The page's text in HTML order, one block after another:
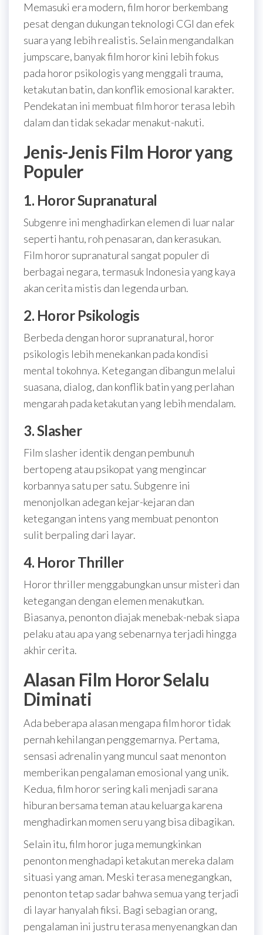
Memasuki era modern, film horor berkembang
pesat dengan dukungan teknologi CGI dan efek
suara yang lebih realistis. Selain mengandalkan
jumpscare, banyak film horor kini lebih fokus
pada horor psikologis yang menggali trauma,
ketakutan batin, dan konflik emosional karakter.
Pendekatan ini membuat film horor terasa lebih
dalam dan tidak sekadar menakut-nakuti.
Jenis-Jenis Film Horor yang
Populer
1. Horor Supranatural
Subgenre ini menghadirkan elemen di luar nalar
seperti hantu, roh penasaran, dan kerasukan.
Film horor supranatural sangat populer di
berbagai negara, termasuk Indonesia yang kaya
akan cerita mistis dan legenda urban.
2. Horor Psikologis
Berbeda dengan horor supranatural, horor
psikologis lebih menekankan pada kondisi
mental tokohnya. Ketegangan dibangun melalui
suasana, dialog, dan konflik batin yang perlahan
mengarah pada ketakutan yang lebih mendalam.
3. Slasher
Film slasher identik dengan pembunuh
bertopeng atau psikopat yang mengincar
korbannya satu per satu. Subgenre ini
menonjolkan adegan kejar-kejaran dan
ketegangan intens yang membuat penonton
sulit berpaling dari layar.
4. Horor Thriller
Horor thriller menggabungkan unsur misteri dan
ketegangan dengan elemen menakutkan.
Biasanya, penonton diajak menebak-nebak siapa
pelaku atau apa yang sebenarnya terjadi hingga
akhir cerita.
Alasan Film Horor Selalu
Diminati
Ada beberapa alasan mengapa film horor tidak
pernah kehilangan penggemarnya. Pertama,
sensasi adrenalin yang muncul saat menonton
memberikan pengalaman emosional yang unik.
Kedua, film horor sering kali menjadi sarana
hiburan bersama teman atau keluarga karena
menghadirkan momen seru yang bisa dibagikan.
Selain itu, film horor juga memungkinkan
penonton menghadapi ketakutan mereka dalam
situasi yang aman. Meski terasa menegangkan,
penonton tetap sadar bahwa semua yang terjadi
di layar hanyalah fiksi. Bagi sebagian orang,
pengalaman ini justru terasa menyenangkan dan